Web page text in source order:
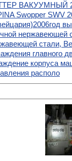
ВАКУУМНЫЙ
Swopper SWV
нержавеющей
стали,
главного
корпуса
располо